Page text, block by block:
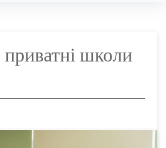
приватні школи